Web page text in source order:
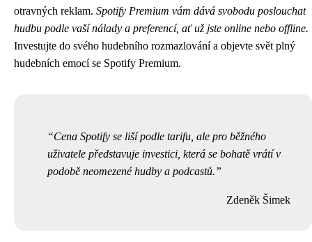
otravných reklam. Spotify Premium vám dává svobodu poslouchat
hudbu podle vaší nálady a preferencí, ať už jste online nebo offline.
Investujte do svého hudebního rozmazlování a objevte svět plný
hudebních emocí se Spotify Premium.
Cena Spotify se liší podle tarifu, ale pro běžného
uživatele představuje investici, která se bohatě vrátí v
podobě neomezené hudby a podcastů.
Zdeněk Šimek